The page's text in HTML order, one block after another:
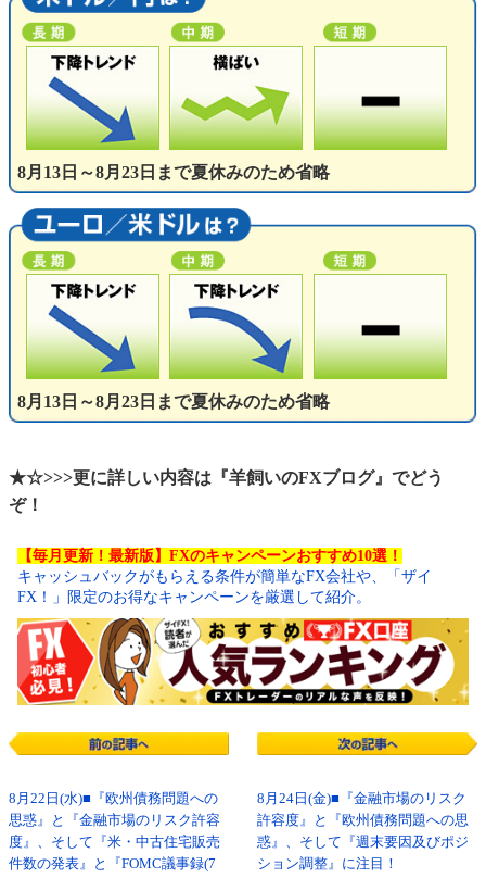
8月13日～8月23日まで夏休みのため省略
8月13日～8月23日まで夏休みのため省略
★☆>>>更に詳しい内容は『羊飼いのFXブログ』でどう
ぞ！
【毎月更新！最新版】FXのキャンペーンおすすめ10選！
キャッシュバックがもらえる条件が簡単なFX会社や、「ザイ
FX！」限定のお得なキャンペーンを厳選して紹介。
8月22日(水)■『欧州債務問題への
思惑』と『金融市場のリスク許容
度』、そして『米・中古住宅販売
件数の発表』と『FOMC議事録(7
8月24日(金)■『金融市場のリスク
許容度』と『欧州債務問題への思
惑』、そして『週末要因及びポジ
ション調整』に注目！